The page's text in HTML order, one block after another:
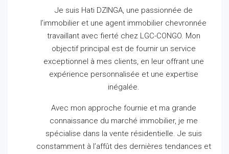
Je suis Hati DZINGA, une passionnée de
l’immobilier et une agent immobilier chevronnée
travaillant avec fierté chez LGC-CONGO. Mon
objectif principal est de fournir un service
exceptionnel à mes clients, en leur offrant une
expérience personnalisée et une expertise
inégalée.
Avec mon approche fournie et ma grande
connaissance du marché immobilier, je me
spécialise dans la vente résidentielle. Je suis
constamment à l’affût des dernières tendances et